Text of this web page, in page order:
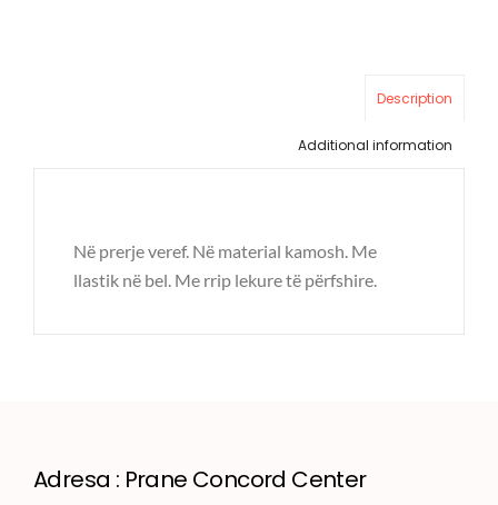
Description
Additional information
Në prerje veref. Në material kamosh. Me
llastik në bel. Me rrip lekure të përfshire.
Adresa : Prane Concord Center